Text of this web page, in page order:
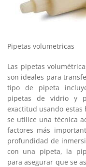
Pipetas volumetricas
Las pipetas
son ideales para
tipo de pipeta
pipetas de vidrio y
exactitud usando
se utilice una técnica
factores más
profundidad de
con una pipeta, la
para asegurar que se